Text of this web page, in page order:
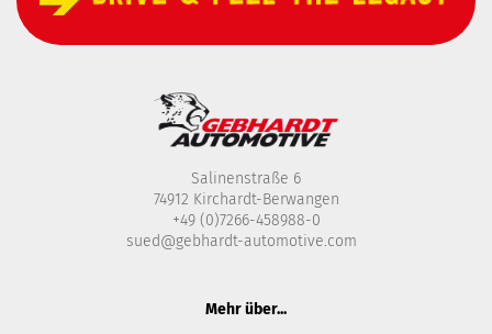
Salinenstraße 6
74912 Kirchardt-Berwangen
+49 (0)7266-458988-0
sued@gebhardt-automotive.com
Mehr über...